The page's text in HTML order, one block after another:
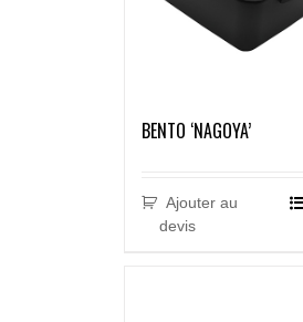
BENTO ‘NAGOYA’
Ajouter au
devis